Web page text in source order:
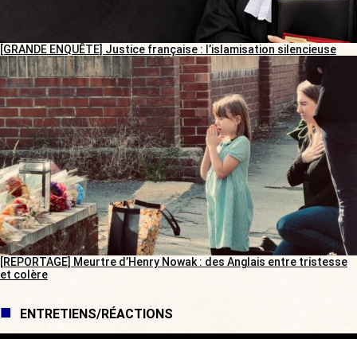
[GRANDE ENQUÊTE] Justice française : l’islamisation silencieuse
[REPORTAGE] Meurtre d’Henry Nowak : des Anglais entre tristesse
et colère
ENTRETIENS/RÉACTIONS